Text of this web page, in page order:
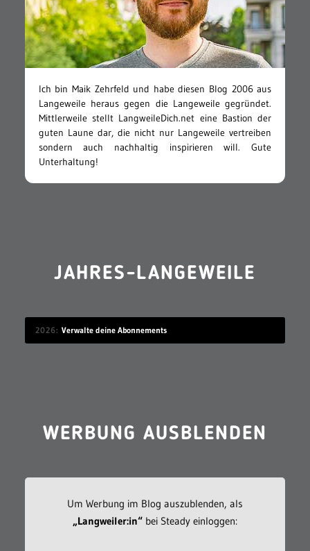
Ich bin Maik Zehrfeld und habe diesen Blog 2006 aus
Langeweile heraus gegen die Langeweile gegründet.
Mittlerweile stellt LangweileDich.net eine Bastion der
guten Laune dar, die nicht nur Langeweile vertreiben
sondern auch nachhaltig inspirieren will. Gute
Unterhaltung!
JAHRES-LANGEWEILE
2026 Verwalte deine Abonnements
WERBUNG AUSBLENDEN
Um Werbung im Blog auszublenden, als
„Langweiler:in“bei Steady einloggen: